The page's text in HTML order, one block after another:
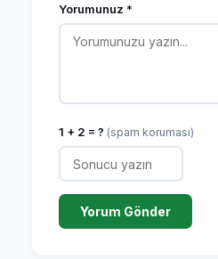
Yorumunuz *
1 + 2 = ? (spam koruması)
Yorum Gönder